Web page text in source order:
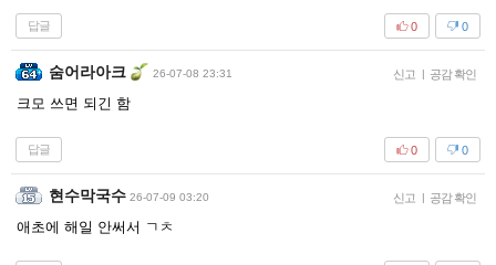
답글 0
0
숨어라아크 26-07-08 23:31 신고 | 공감 확인
크모 쓰면 되긴 함
답글 0
0
현수막국수 26-07-09 03:20 신고 | 공감 확인
애초에 해일 안써서 ㄱㅊ